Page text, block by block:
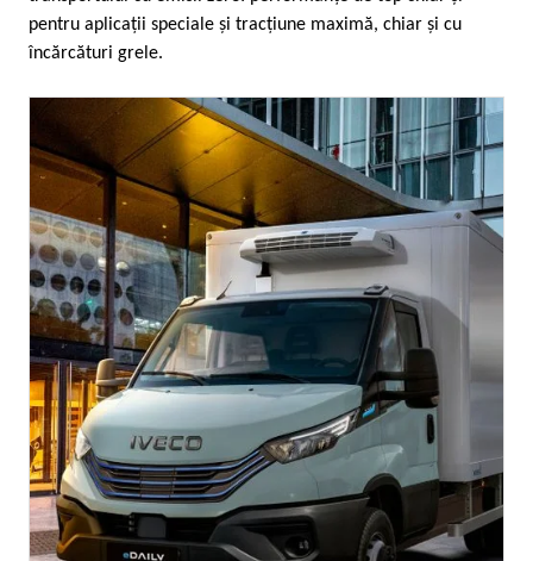
pentru aplicaţii speciale şi tracţiune maximă, chiar şi cu
încărcături grele.